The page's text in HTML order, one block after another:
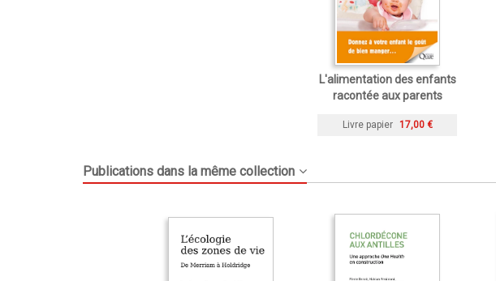
L'alimentation des enfants
racontée aux parents
Livre papier 17,00 €
Publications dans la même collection